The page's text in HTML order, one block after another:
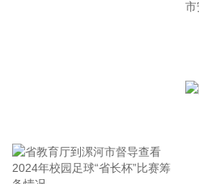
右“白海豚”登陆后要警惕龙卷风
北京市住房和城乡建设委员会、
首套住房公积金贷款最高贷款额度
金贷款最高额度为100万元；夫妻